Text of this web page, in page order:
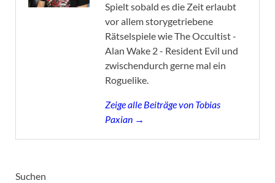
Spielt sobald es die Zeit erlaubt
vor allem storygetriebene
Rätselspiele wie The Occultist -
Alan Wake 2 - Resident Evil und
zwischendurch gerne mal ein
Roguelike.
Zeige alle Beiträge von Tobias
Paxian →
Suchen